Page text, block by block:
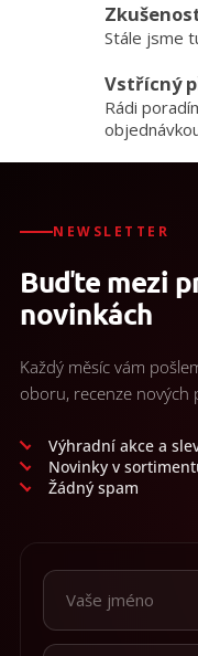
Stále jsme
Vstřícný
Rádi
NEWSLETTER
Buďte mezi
novinkách
Každý měsíc vám
oboru, recenze
Výhradní akce a
Novinky v
Žádný spam